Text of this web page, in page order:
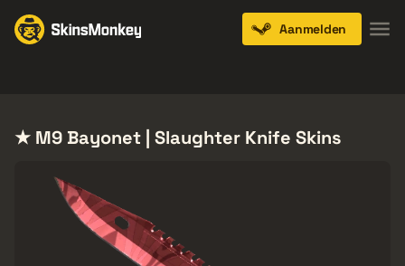
Aanmelden
★ M9 Bayonet | Slaughter Knife Skins